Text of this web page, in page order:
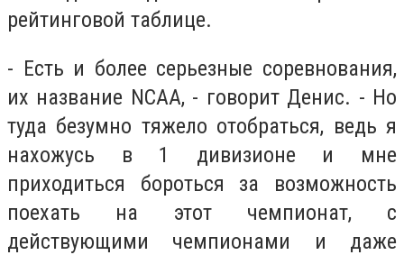
рейтинговой таблице.
- Есть и более серьезные соревнования,
их название NCAA, - говорит Денис. - Но
туда безумно тяжело отобраться, ведь я
нахожусь в 1 дивизионе и мне
приходиться бороться за возможность
поехать на этот чемпионат, с
действующими чемпионами и даже